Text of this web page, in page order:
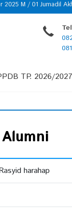
2025 M / 01 Jumadil
TP. 2026/2027
harahap